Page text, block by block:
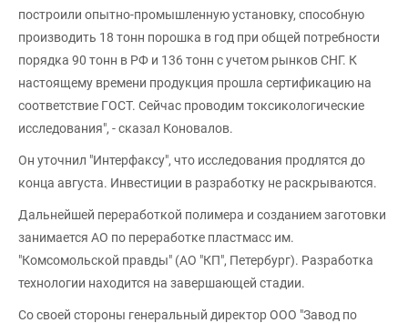
построили опытно-промышленную установку, способную
производить 18 тонн порошка в год при общей потребности
порядка 90 тонн в РФ и 136 тонн с учетом рынков СНГ. К
настоящему времени продукция прошла сертификацию на
соответствие ГОСТ. Сейчас проводим токсикологические
исследования", - сказал Коновалов.
Он уточнил "Интерфаксу", что исследования продлятся до
конца августа. Инвестиции в разработку не раскрываются.
Дальнейшей переработкой полимера и созданием заготовки
занимается АО по переработке пластмасс им.
"Комсомольской правды" (АО "КП", Петербург). Разработка
технологии находится на завершающей стадии.
Со своей стороны генеральный директор ООО "Завод по